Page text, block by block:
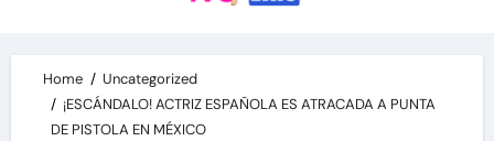
Home
Uncategorized
¡ESCÁNDALO! ACTRIZ ESPAÑOLA ES ATRACADA A PUNTA
DE PISTOLA EN MÉXICO